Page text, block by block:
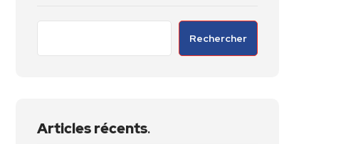
Rechercher
Articles récents.